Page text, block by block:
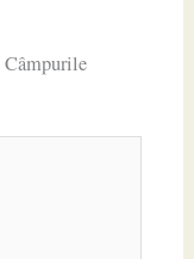
Câmpurile